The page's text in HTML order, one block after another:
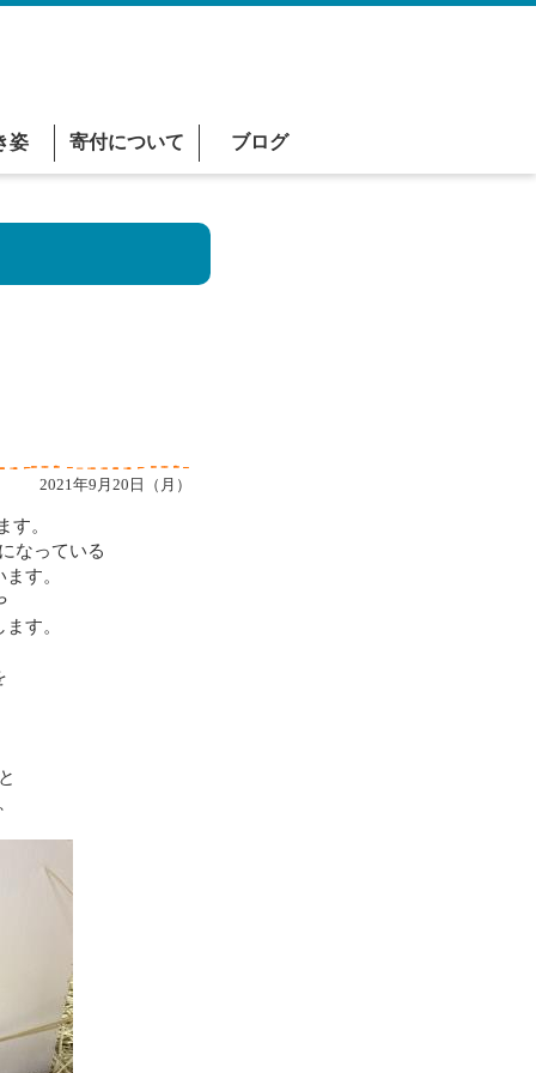
姿 寄付について ブログ
2021年9月20日（月）
。
なっている
す。
す。